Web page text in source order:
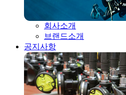
회사소개
브랜드소개
공지사항